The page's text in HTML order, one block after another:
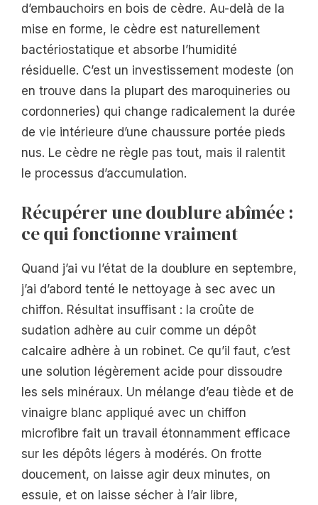
d’embauchoirs en bois de cèdre. Au-delà de la
mise en forme, le cèdre est naturellement
bactériostatique et absorbe l’humidité
résiduelle. C’est un investissement modeste (on
en trouve dans la plupart des maroquineries ou
cordonneries) qui change radicalement la durée
de vie intérieure d’une chaussure portée pieds
nus. Le cèdre ne règle pas tout, mais il ralentit
le processus d’accumulation.
Récupérer une doublure abîmée :
ce qui fonctionne vraiment
Quand j’ai vu l’état de la doublure en septembre,
j’ai d’abord tenté le nettoyage à sec avec un
chiffon. Résultat insuffisant : la croûte de
sudation adhère au cuir comme un dépôt
calcaire adhère à un robinet. Ce qu’il faut, c’est
une solution légèrement acide pour dissoudre
les sels minéraux. Un mélange d’eau tiède et de
vinaigre blanc appliqué avec un chiffon
microfibre fait un travail étonnamment efficace
sur les dépôts légers à modérés. On frotte
doucement, on laisse agir deux minutes, on
essuie, et on laisse sécher à l’air libre,